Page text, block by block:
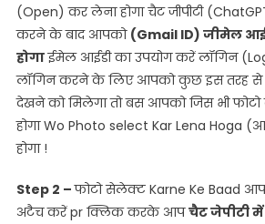
(Open) कर लेना होगा चैट जीपीटी
करने के बाद आपको (Gmail ID) जीमेल
होगाईमेल आईडी का उपयोग करें लॉगिन
लॉगिन करने के लिए आपको कुछ इस तरह
देखने को मिलेगा तो बस आपको जिस भी
होगा Wo Photo select Kar Lena Hoga
होगा !
Step 2 –फोटो सेलेक्ट Karne Ke Baad
अटैच करें pr क्लिक करके आपचैट जेपीटी